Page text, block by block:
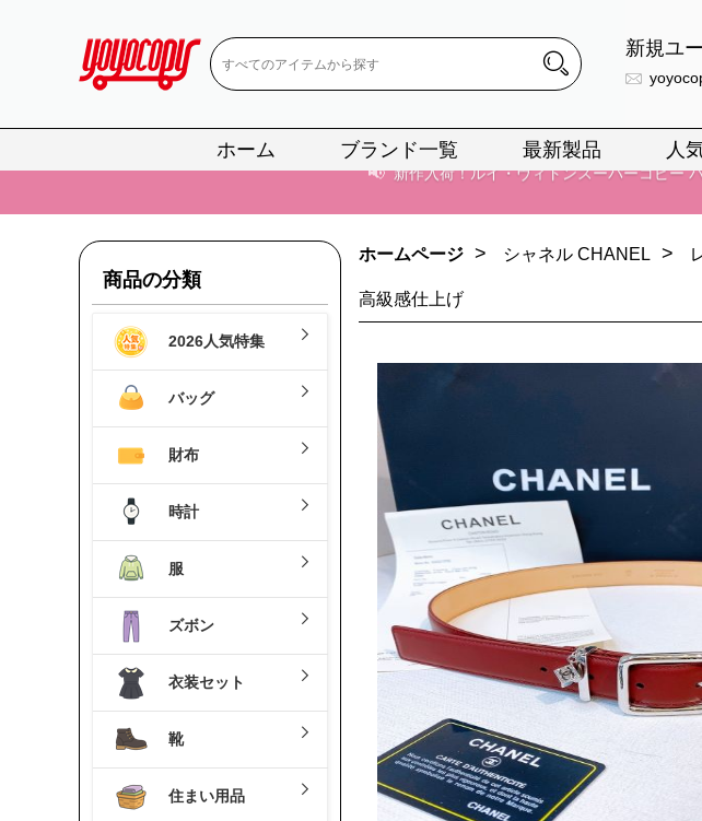
新規ユ
ホーム ブランド一覧 最新製品 人
当店は正真正銘のn級スーパーコピーのみ
📢 当店は正真正銘のn級スーパーコピーのみ
📢 2026春の新作続々更新中！期間
📢 新作入荷！ルイ・ヴィトンスーパーコピー
商品の分類
2026人気特集
バッグ
財布
時計
服
ズボン
衣装セット
靴
住まい用品
ホームページ > シャネル CHANEL >
高級感仕上げ